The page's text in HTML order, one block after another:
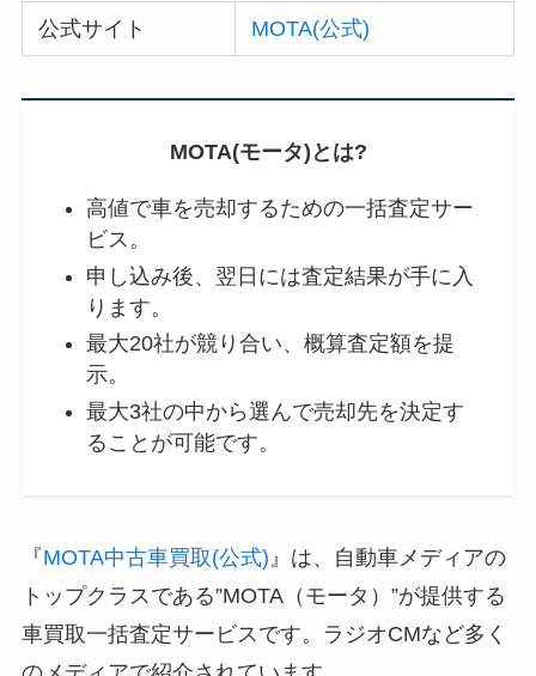
公式サイト MOTA(公式)
MOTA(モータ)とは?
高値で車を売却するための一括査定サー
ビス。
申し込み後、翌日には査定結果が手に入
ります。
最大20社が競り合い、概算査定額を提
示。
最大3社の中から選んで売却先を決定す
ることが可能です。
『MOTA中古車買取(公式) 』は、自動車メディアの
トップクラスである”MOTA（モータ）”が提供する
車買取一括査定サービスです。ラジオCMなど多く